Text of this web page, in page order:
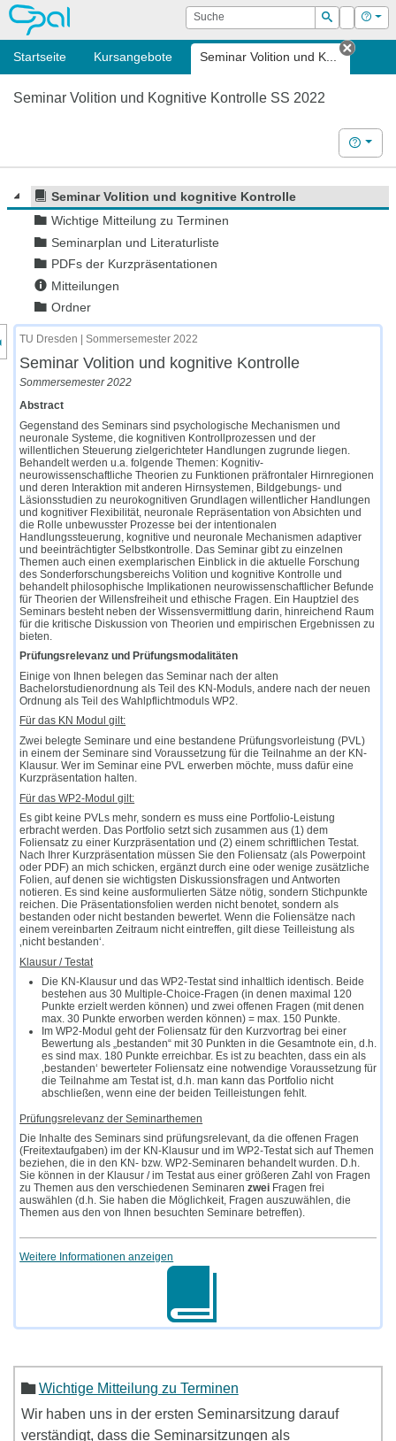
OPAL Suche
Suchen
Login Hilfe
Startseite Kursangebote Seminar Volition und K...
Tab
Seminar Volition und Kognitive Kontrolle SS 2022
Hilfe
Seminar Volition und kognitive Kontrolle
Wichtige Mitteilung zu Terminen
Seminarplan und Literaturliste
PDFs der Kurzpräsentationen
Mitteilungen
Ordner
des Kursmenüs
TU Dresden | Sommersemester 2022
Seminar Volition und kognitive Kontrolle
Sommersemester 2022
Abstract
Gegenstand des Seminars sind psychologische Mechanismen und
neuronale Systeme, die kognitiven Kontrollprozessen und der
willentlichen Steuerung zielgerichteter Handlungen zugrunde liegen.
Behandelt werden u.a. folgende Themen: Kognitiv-
neurowissenschaftliche Theorien zu Funktionen präfrontaler Hirnregionen
und deren Interaktion mit anderen Hirnsystemen, Bildgebungs- und
Läsionsstudien zu neurokognitiven Grundlagen willentlicher Handlungen
und kognitiver Flexibilität, neuronale Repräsentation von Absichten und
die Rolle unbewusster Prozesse bei der intentionalen
Handlungssteuerung, kognitive und neuronale Mechanismen adaptiver
und beeinträchtigter Selbstkontrolle. Das Seminar gibt zu einzelnen
Themen auch einen exemplarischen Einblick in die aktuelle Forschung
des Sonderforschungsbereichs Volition und kognitive Kontrolle und
behandelt philosophische Implikationen neurowissenschaftlicher Befunde
für Theorien der Willensfreiheit und ethische Fragen. Ein Hauptziel des
Seminars besteht neben der Wissensvermittlung darin, hinreichend Raum
für die kritische Diskussion von Theorien und empirischen Ergebnissen zu
bieten.
Prüfungsrelevanz und Prüfungsmodalitäten
Einige von Ihnen belegen das Seminar nach der alten
Bachelorstudienordnung als Teil des KN-Moduls, andere nach der neuen
Ordnung als Teil des Wahlpflichtmoduls WP2.
Für das KN Modul gilt:
Zwei belegte Seminare und eine bestandene Prüfungsvorleistung (PVL)
in einem der Seminare sind Voraussetzung für die Teilnahme an der KN-
Klausur. Wer im Seminar eine PVL erwerben möchte, muss dafür eine
Kurzpräsentation halten.
Für das WP2-Modul gilt:
Es gibt keine PVLs mehr, sondern es muss eine Portfolio-Leistung
erbracht werden. Das Portfolio setzt sich zusammen aus (1) dem
Foliensatz zu einer Kurzpräsentation und (2) einem schriftlichen Testat.
Nach Ihrer Kurzpräsentation müssen Sie den Foliensatz (als Powerpoint
oder PDF) an mich schicken, ergänzt durch eine oder wenige zusätzliche
Folien, auf denen sie wichtigsten Diskussionsfragen und Antworten
notieren. Es sind keine ausformulierten Sätze nötig, sondern Stichpunkte
reichen. Die Präsentationsfolien werden nicht benotet, sondern als
bestanden oder nicht bestanden bewertet. Wenn die Foliensätze nach
einem vereinbarten Zeitraum nicht eintreffen, gilt diese Teilleistung als
‚nicht bestanden‘.
Klausur / Testat
Die KN-Klausur und das WP2-Testat sind inhaltlich identisch. Beide
bestehen aus 30 Multiple-Choice-Fragen (in denen maximal 120
Punkte erzielt werden können) und zwei offenen Fragen (mit denen
max. 30 Punkte erworben werden können) = max. 150 Punkte.
Im WP2-Modul geht der Foliensatz für den Kurzvortrag bei einer
Bewertung als „bestanden“ mit 30 Punkten in die Gesamtnote ein, d.h.
es sind max. 180 Punkte erreichbar. Es ist zu beachten, dass ein als
‚bestanden‘ bewerteter Foliensatz eine notwendige Voraussetzung für
die Teilnahme am Testat ist, d.h. man kann das Portfolio nicht
abschließen, wenn eine der beiden Teilleistungen fehlt.
Prüfungsrelevanz der Seminarthemen
Die Inhalte des Seminars sind prüfungsrelevant, da die offenen Fragen
(Freitextaufgaben) im der KN-Klausur und im WP2-Testat sich auf Themen
beziehen, die in den KN- bzw. WP2-Seminaren behandelt wurden. D.h.
Sie können in der Klausur / im Testat aus einer größeren Zahl von Fragen
zu Themen aus den verschiedenen Seminarenzwei Fragen frei
auswählen (d.h. Sie haben die Möglichkeit, Fragen auszuwählen, die
Themen aus den von Ihnen besuchten Seminare betreffen).
Weitere Informationen anzeigen
Wichtige Mitteilung zu Terminen
Wir haben uns in der ersten Seminarsitzung darauf
verständigt, dass die Seminarsitzungen als